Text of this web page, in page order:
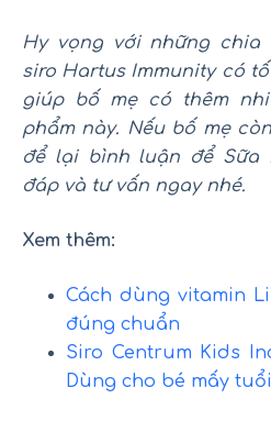
Hy vọng với những chia
siro Hartus Immunity có
giúp bố mẹ có thêm
phẩm này. Nếu bố mẹ
để lại bình luận để Sữa
đáp và tư vấn ngay nhé.
Xem thêm:
Cách dùng vitamin
đúng chuẩn
Siro Centrum Kids
Dùng cho bé mấy